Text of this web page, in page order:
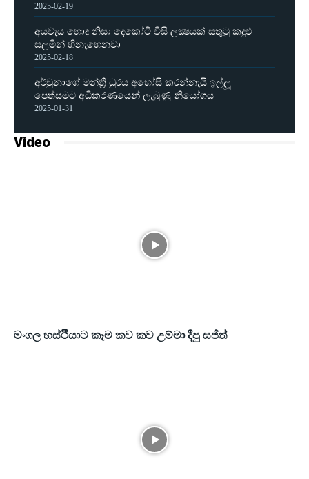
2025-02-19
අයවැය හොද නිසා දෙකෝටි විසි ලක්‍ෂයක් සතුටු කදුළු
සලමින් හිනැහෙනවා
2025-02-18
අර්චුනාගේ මන්ත්‍රී ධුරය අහෝසි කරන්නැයි ඉල්ලූ
පෙත්සමට අධිකරණයෙන් ලැබුණු නියෝගය
2025-01-31
Video
මංගල හස්ථියාට කෑම කව කව උම්මා දීපු සජිත්